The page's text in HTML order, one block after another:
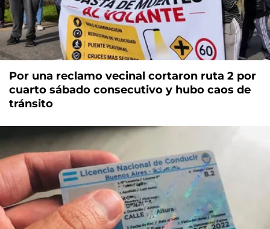
Por una reclamo vecinal cortaron ruta 2 por
cuarto sábado consecutivo y hubo caos de
tránsito